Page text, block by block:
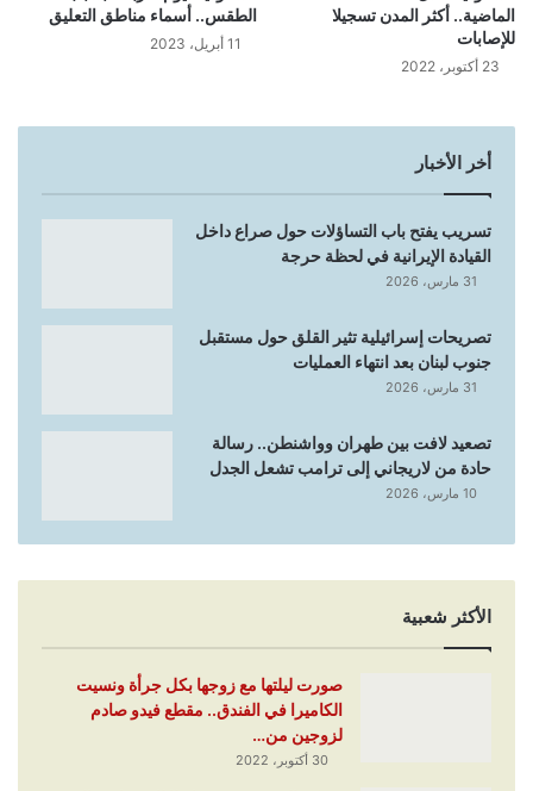
الماضية.. أكثر المدن تسجيلا
للإصابات
23 أكتوبر، 2022
الطقس.. أسماء مناطق التعليق
11 أبريل، 2023
أخر الأخبار
تسريب يفتح باب التساؤلات حول صراع داخل
القيادة الإيرانية في لحظة حرجة
31 مارس، 2026
تصريحات إسرائيلية تثير القلق حول مستقبل
جنوب لبنان بعد انتهاء العمليات
31 مارس، 2026
تصعيد لافت بين طهران وواشنطن.. رسالة
حادة من لاريجاني إلى ترامب تشعل الجدل
10 مارس، 2026
الأكثر شعبية
صورت ليلتها مع زوجها بكل جرأة ونسيت
الكاميرا في الفندق.. مقطع فيدو صادم
لزوجين من…
30 أكتوبر، 2022